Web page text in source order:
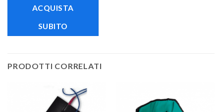
ACQUISTA
SUBITO
PRODOTTI CORRELATI